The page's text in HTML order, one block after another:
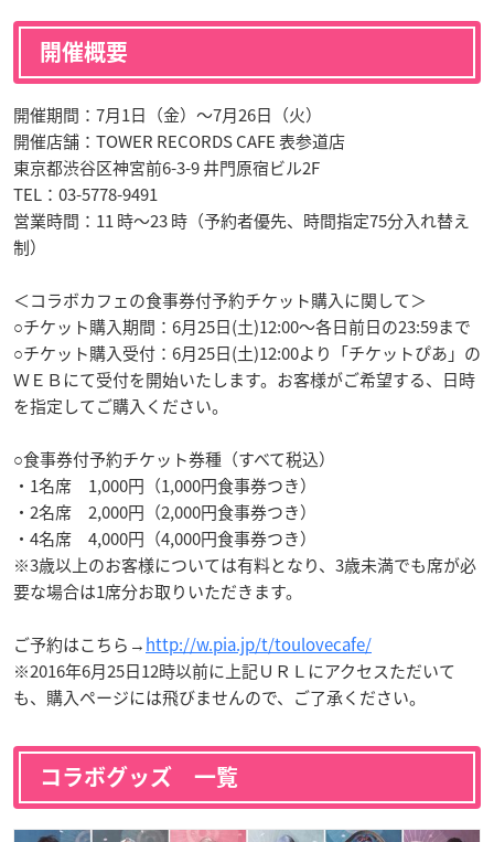
開催概要
開催期間：7月1日（金）～7月26日（火）
開催店舗：TOWER RECORDS CAFE 表参道店
東京都渋谷区神宮前6-3-9 井門原宿ビル2F
TEL：03-5778-9491
営業時間：11 時～23 時（予約者優先、時間指定75分入れ替え
制）
＜コラボカフェの食事券付予約チケット購入に関して＞
○チケット購入期間：6月25日(土)12:00～各日前日の23:59まで
○チケット購入受付：6月25日(土)12:00より「チケットぴあ」の
ＷＥＢにて受付を開始いたします。お客様がご希望する、日時
を指定してご購入ください。
○食事券付予約チケット券種（すべて税込）
・1名席 1,000円（1,000円食事券つき）
・2名席 2,000円（2,000円食事券つき）
・4名席 4,000円（4,000円食事券つき）
※3歳以上のお客様については有料となり、3歳未満でも席が必
要な場合は1席分お取りいただきます。
ご予約はこちら→http://w.pia.jp/t/toulovecafe/
※2016年6月25日12時以前に上記ＵＲＬにアクセスただいて
も、購入ページには飛びませんので、ご了承ください。
コラボグッズ 一覧